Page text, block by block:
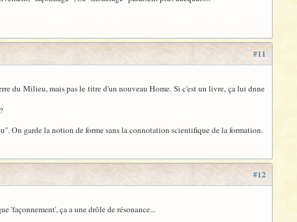
#11
du Milieu, mais pas le titre d'un nouveau Home. Si c'est un livre, ça lui dnne
On garde la notion de forme sans la connotation scientifique de la formation.
#12
'façonnement', ça a une drôle de résonance...